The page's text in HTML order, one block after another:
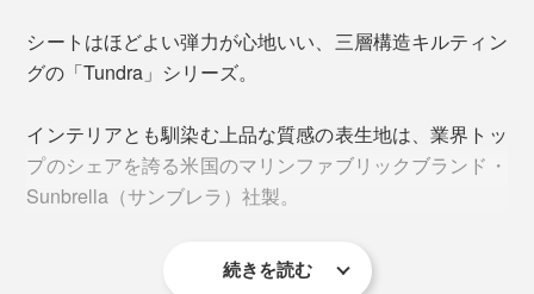
リクライニングチェア
シートはほどよい弾力が心地いい、三層構造キルティン
グの「Tundra」シリーズ。
インテリアとも馴染む上品な質感の表生地は、業界トッ
プのシェアを誇る米国のマリンファブリックブランド・
Sunbrella（サンブレラ）社製。
続きを読む